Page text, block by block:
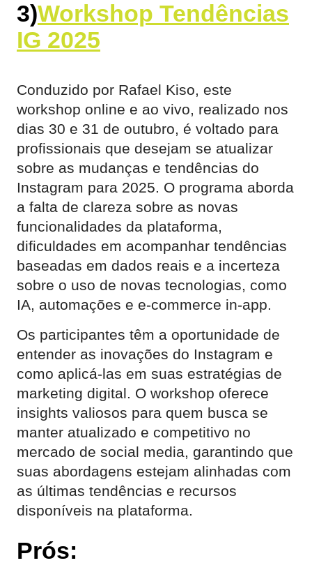
3)Workshop Tendências
IG 2025
Conduzido por Rafael Kiso, este
workshop online e ao vivo, realizado nos
dias 30 e 31 de outubro, é voltado para
profissionais que desejam se atualizar
sobre as mudanças e tendências do
Instagram para 2025. O programa aborda
a falta de clareza sobre as novas
funcionalidades da plataforma,
dificuldades em acompanhar tendências
baseadas em dados reais e a incerteza
sobre o uso de novas tecnologias, como
IA, automações e e-commerce in-app.
Os participantes têm a oportunidade de
entender as inovações do Instagram e
como aplicá-las em suas estratégias de
marketing digital. O workshop oferece
insights valiosos para quem busca se
manter atualizado e competitivo no
mercado de social media, garantindo que
suas abordagens estejam alinhadas com
as últimas tendências e recursos
disponíveis na plataforma.
Prós: